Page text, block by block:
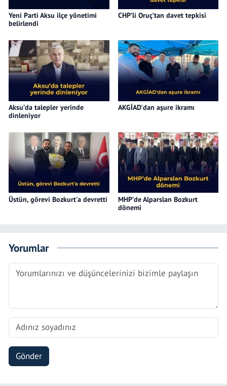
Yeni Parti Aksu ilçe yönetimi
belirlendi
CHP’li Oruç’tan davet tepkisi
Aksu’da talepler yerinde
dinleniyor
AKGİAD'dan aşure ikramı
Üstün, görevi Bozkurt'a devretti
MHP’de Alparslan Bozkurt
dönemi
Yorumlar
Gönder